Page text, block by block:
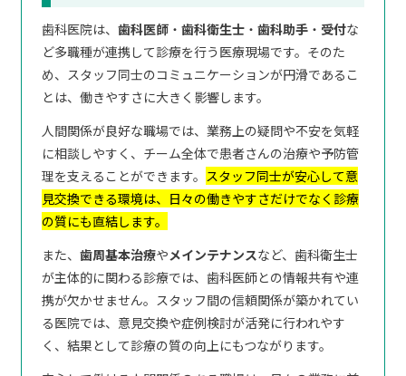
歯科医院は、歯科医師 ・歯科衛生士 ・歯科助手 ・ 受付な
ど多職種が連携して診療を行う医療現場です。そのた
め、スタッフ同士のコミュニケーションが円滑であるこ
とは、働きやすさに大きく影響します。
人間関係が良好な職場では、業務上の疑問や不安を気軽
に相談しやすく、チーム全体で患者さんの治療や予防管
理を支えることができます。 スタッフ同士が安心して意
見交換できる環境は、日々の働きやすさだけでなく診療
の質にも直結します。
また、歯周基本治療やメインテナンスなど、歯科衛生士
が主体的に関わる診療では、歯科医師との情報共有や連
携が欠かせません。スタッフ間の信頼関係が築かれてい
る医院では、意見交換や症例検討が活発に行われやす
く、結果として診療の質の向上にもつながります。